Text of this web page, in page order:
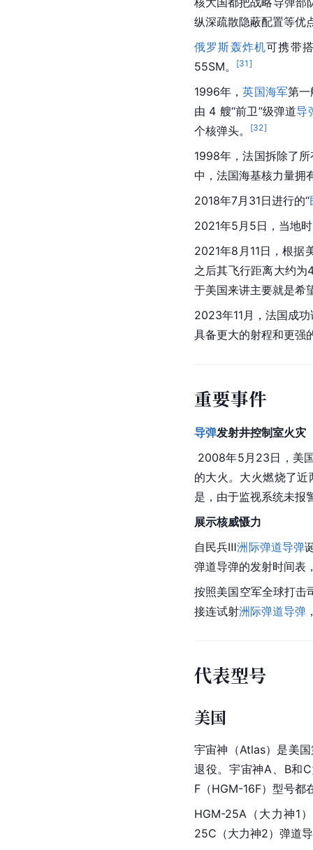
纵深疏散隐蔽配置等优
俄罗斯轰炸机可携带
55SM。
[31 ]
1996年，英国海军第一
由 4 艘“前卫”级弹道导
个核弹头。
[32]
1998年，法国拆除了
中，法国海基核力量拥
2018年7月31日进行的“
2021年5月5日，当地
2021年8月11日，根据
之后其飞行距离大约
于美国来讲主要就是希
2023年11月， 法国成
具备更大的射程和更强
重要事件
导弹发射井控制室火灾
2008年5月23日，美
的大火。大火燃烧了
是，由于监视系统未报
展示核威慑力
自民兵Ⅲ洲际弹道导弹
弹道导弹的发射时间表
按照美国空军全球打击
接连试射洲际弹道导弹
代表型号
美国
宇宙神（Atlas）是美
退役。宇宙神A、B和
F（HGM-16F）型号都
HGM-25A（ 大力神1
25C（大力神2）弹道